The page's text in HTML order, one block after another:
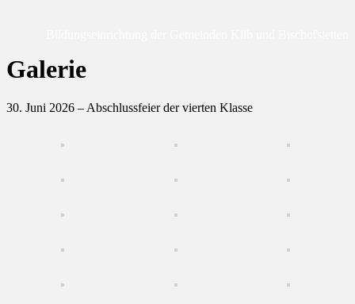
Galerie
30. Juni 2026 – Abschlussfeier der vierten Klasse